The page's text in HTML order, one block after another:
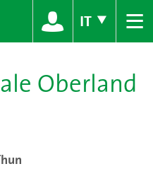
IT ≡
Oberland